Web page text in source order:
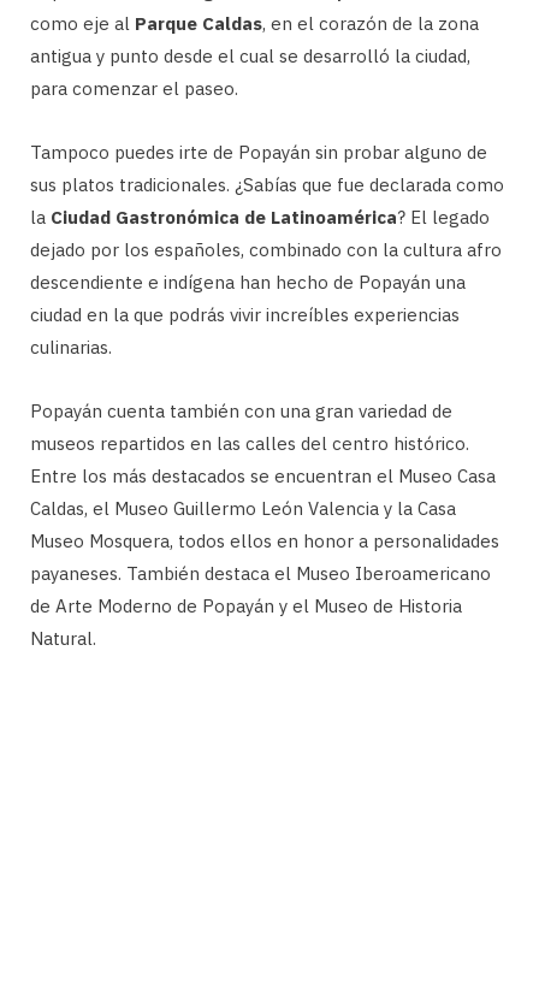
como eje al Parque Caldas, en el corazón de la zona
antigua y punto desde el cual se desarrolló la ciudad,
para comenzar el paseo.
Tampoco puedes irte de Popayán sin probar alguno de
sus platos tradicionales. ¿Sabías que fue declarada como
la Ciudad Gastronómica de Latinoamérica? El legado
dejado por los españoles, combinado con la cultura afro
descendiente e indígena han hecho de Popayán una
ciudad en la que podrás vivir increíbles experiencias
culinarias.
Popayán cuenta también con una gran variedad de
museos repartidos en las calles del centro histórico.
Entre los más destacados se encuentran el Museo Casa
Caldas, el Museo Guillermo León Valencia y la Casa
Museo Mosquera, todos ellos en honor a personalidades
payaneses. También destaca el Museo Iberoamericano
de Arte Moderno de Popayán y el Museo de Historia
Natural.